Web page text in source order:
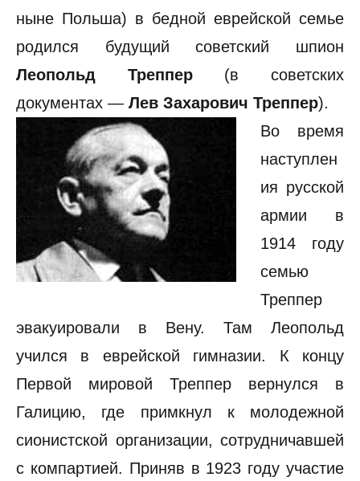
ныне Польша) в бедной еврейской семье
родился будущий советский шпион
Леопольд Треппер(в советских
документах — Лев Захарович Треппер).
Во время
наступлен
ия русской
армии в
1914 году
семью
Треппер
эвакуировали в Вену. Там Леопольд
учился в еврейской гимназии. К концу
Первой мировой Треппер вернулся в
Галицию, где примкнул к молодежной
сионистской организации, сотрудничавшей
с компартией. Приняв в 1923 году участие